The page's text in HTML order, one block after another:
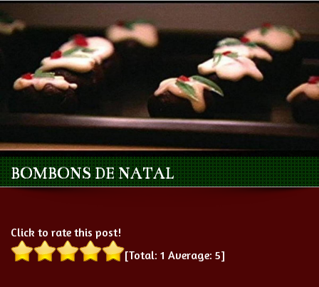
BOMBONS DE NATAL
Click to rate this post!
[Total: 1 Average: 5]